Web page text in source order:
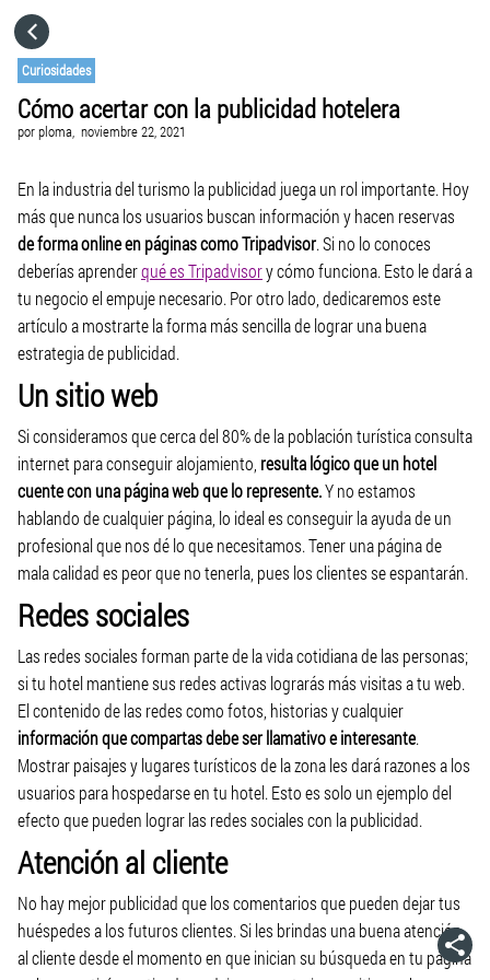
Curiosidades
Cómo acertar con la publicidad hotelera
porploma, noviembre 22, 2021
En la industria del turismo la publicidad juega un rol importante. Hoy
más que nunca los usuarios buscan información y hacen reservas
de forma online en páginas como Tripadvisor. Si no lo conoces
deberías aprenderqué es Tripadvisory cómo funciona. Esto le dará a
tu negocio el empuje necesario. Por otro lado, dedicaremos este
artículo a mostrarte la forma más sencilla de lograr una buena
estrategia de publicidad.
Un sitio web
Si consideramos que cerca del 80% de la población turística consulta
internet para conseguir alojamiento, resulta lógico que un hotel
cuente con una página web que lo represente.Y no estamos
hablando de cualquier página, lo ideal es conseguir la ayuda de un
profesional que nos dé lo que necesitamos. Tener una página de
mala calidad es peor que no tenerla, pues los clientes se espantarán.
Redes sociales
Las redes sociales forman parte de la vida cotidiana de las personas;
si tu hotel mantiene sus redes activas lograrás más visitas a tu web.
El contenido de las redes como fotos, historias y cualquier
información que compartas debe ser llamativo e interesante.
Mostrar paisajes y lugares turísticos de la zona les dará razones a los
usuarios para hospedarse en tu hotel. Esto es solo un ejemplo del
efecto que pueden lograr las redes sociales con la publicidad.
Atención al cliente
No hay mejor publicidad que los comentarios que pueden dejar tus
huéspedes a los futuros clientes. Si les brindas una buena atención
al cliente desde el momento en que inician su búsqueda en tu página
CATEGORÍAS
IR A
VISITA EL SITIO WEB